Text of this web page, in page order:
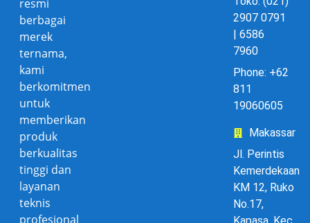
resmi
berbagai
merek
ternama,
kami
berkomitmen
untuk
memberikan
produk
berkualitas
tinggi dan
layanan
teknis
profesional
2907 0791
| 6586
7960
Phone: +62
811
19060605
Makassar
Jl. Perintis
Kemerdekaan
KM 12, Ruko
No.17,
Kapasa, Kec.